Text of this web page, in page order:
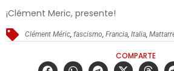
¡Clément Meric, presente!
Clément Méric,fascismo,Francia,Italia,
COMPARTE